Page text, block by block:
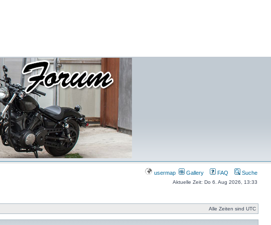
usermap Gallery FAQ Suche
Aktuelle Zeit: Do 6. Aug 2026, 13:33
Alle Zeiten sind UTC